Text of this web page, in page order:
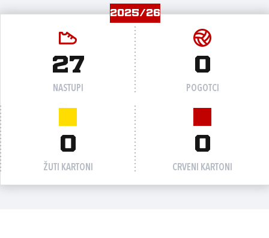
2025/26
27
NASTUPI
0
POGOTCI
0
ŽUTI KARTONI
0
CRVENI KARTONI